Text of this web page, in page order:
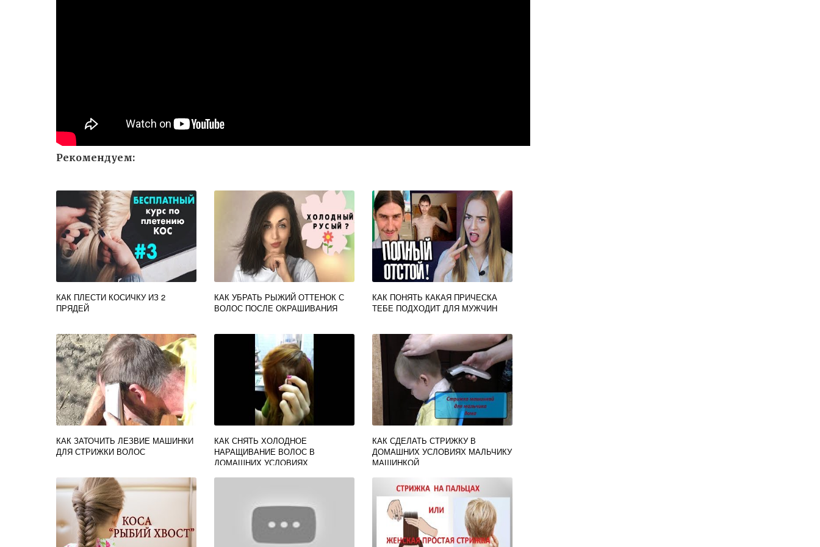
Рекомендуем:
КАК ПЛЕСТИ КОСИЧКУ ИЗ 2
ПРЯДЕЙ
КАК УБРАТЬ РЫЖИЙ ОТТЕНОК С
ВОЛОС ПОСЛЕ ОКРАШИВАНИЯ
КАК ПОНЯТЬ КАКАЯ ПРИЧЕСКА
ТЕБЕ ПОДХОДИТ ДЛЯ МУЖЧИН
КАК ЗАТОЧИТЬ ЛЕЗВИЕ МАШИНКИ
ДЛЯ СТРИЖКИ ВОЛОС
КАК СНЯТЬ ХОЛОДНОЕ
НАРАЩИВАНИЕ ВОЛОС В
ДОМАШНИХ УСЛОВИЯХ
КАК СДЕЛАТЬ СТРИЖКУ В
ДОМАШНИХ УСЛОВИЯХ МАЛЬЧИКУ
МАШИНКОЙ